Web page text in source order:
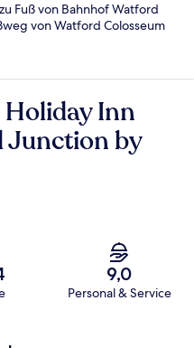
Fuß von Bahnhof Watford
von Watford Colosseum
Inn
Junction by
9,0
Personal & Service